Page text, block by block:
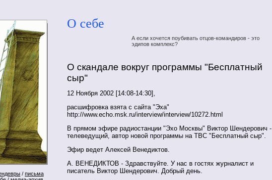
/ письма
О себе
А если хочется поубивать отцов-командиров - это
эдипов комплекс?
О скандале вокруг программы "Бесплатный
сыр"
12 Ноября 2002 [14:08-14:30],
расшифровка взята с сайта "Эха"
http://www.echo.msk.ru/interview/interview/10272.html
В прямом эфире радиостанции "Эхо Москвы" Виктор Шендерович -
телеведущий, автор новой программы на ТВС "Бесплатный сыр".
Эфир ведет Алексей Венедиктов.
А. ВЕНЕДИКТОВ - Здравствуйте. У нас в гостях журналист и
писатель Виктор Шендерович. Добрый день.